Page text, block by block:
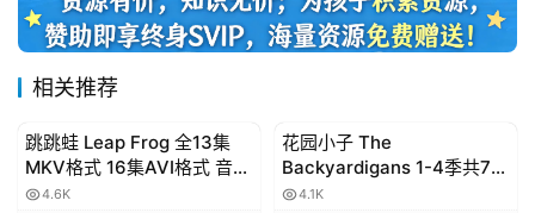
动
推
荐
登录 注册
相关推荐
3-6岁动画
跳跳蛙 Leap Frog 全13集
MKV格式 16集AVI格式 音频
百度网盘
4.6K
3-6岁动画
花园小子 The
Backyardigans 1-4季共78
集全 英文版 视频+MP3音频
4.1K